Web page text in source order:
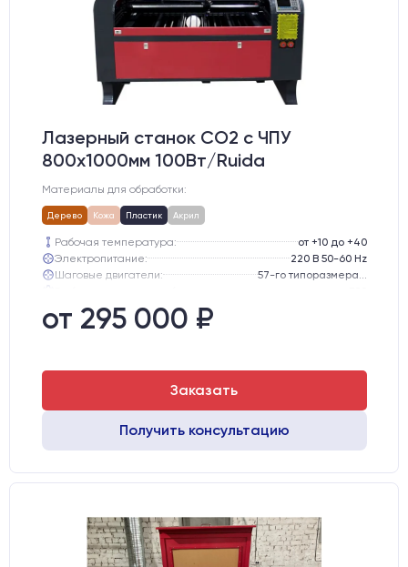
Лазерный станок CO2 c ЧПУ
800х1000мм 100Вт/Ruida
Материалы для обработки:
Дерево Кожа Пластик Акрил
Рабочая температура:
от +10 до +40
Электропитание:
220 В 50-60 Hz
Шаговые двигатели:
Направляющие оси Y:
Направляющие оси Х:
от 295 000 ₽
Заказать
Получить консультацию